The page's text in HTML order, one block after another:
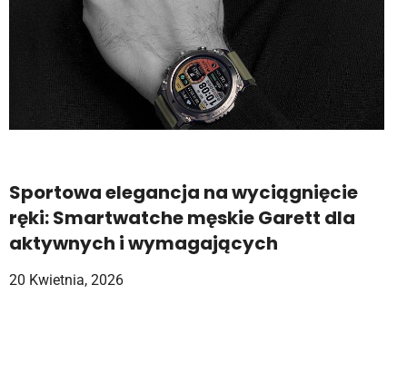
Sportowa elegancja na wyciągnięcie
ręki: Smartwatche męskie Garett dla
aktywnych i wymagających
20 Kwietnia, 2026